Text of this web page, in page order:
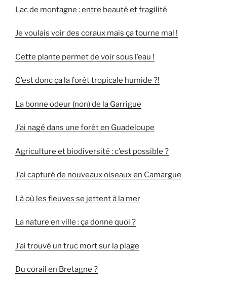
Lac de montagne : entre beauté et fragilité
Je voulais voir des coraux mais ça tourne mal !
Cette plante permet de voir sous l’eau !
C’est donc ça la forêt tropicale humide ?!
La bonne odeur (non) de la Garrigue
J’ai nagé dans une forêt en Guadeloupe
Agriculture et biodiversité : c’est possible ?
J’ai capturé de nouveaux oiseaux en Camargue
Là où les fleuves se jettent à la mer
La nature en ville : ça donne quoi ?
J’ai trouvé un truc mort sur la plage
Du corail en Bretagne ?